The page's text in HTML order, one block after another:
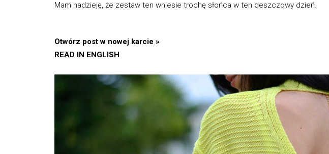
Mam nadzieję, że zestaw ten wniesie trochę słońca w ten deszczowy dzień.
Otwórz post w nowej karcie »
READ IN ENGLISH